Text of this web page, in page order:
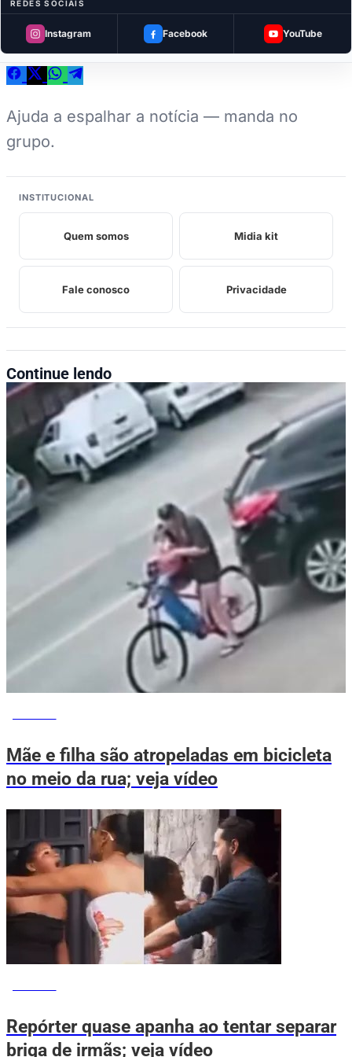
REDES SOCIAIS
Instagram Facebook YouTube
Curtiu? Compartilhe
Ajuda a espalhar a notícia — manda no
grupo.
INSTITUCIONAL
Quem somos Midia kit
Fale conosco Privacidade
Continue lendo
Mãe e filha são atropeladas em bicicleta
no meio da rua; veja vídeo
Repórter quase apanha ao tentar separar
briga de irmãs; veja vídeo